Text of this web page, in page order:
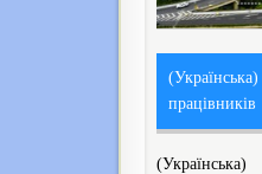
працівників
(Українська)